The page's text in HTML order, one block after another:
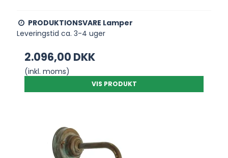
PRODUKTIONSVARE Lamper
Leveringstid ca. 3-4 uger
2.096,00 DKK
(inkl. moms)
VIS PRODUKT